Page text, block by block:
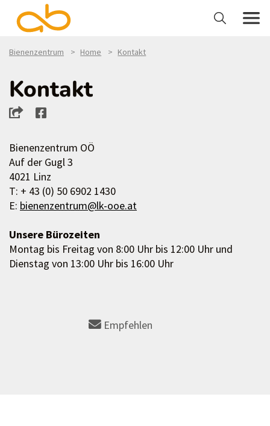
Bienenzentrum Home Kontakt
Kontakt
Bienenzentrum OÖ
Auf der Gugl 3
4021 Linz
T: + 43 (0) 50 6902 1430
E: bienenzentrum@lk-ooe.at
Unsere Bürozeiten
Montag bis Freitag von 8:00 Uhr bis 12:00 Uhr und
Dienstag von 13:00 Uhr bis 16:00 Uhr
Empfehlen